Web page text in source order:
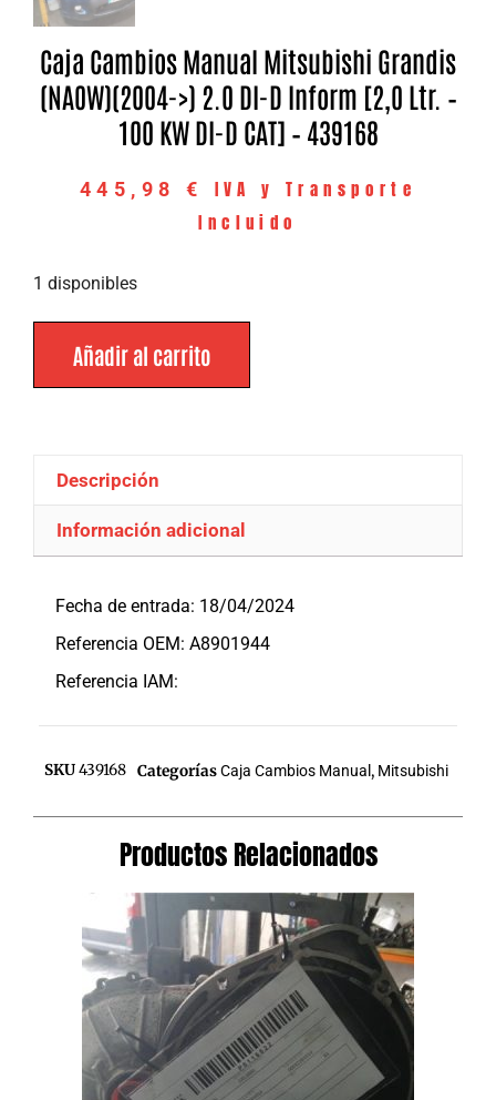
Caja Cambios Manual Mitsubishi Grandis
(NA0W)(2004->) 2.0 DI-D Inform [2,0 Ltr. –
100 KW DI-D CAT] – 439168
445,98 €
IVA y Transporte
Incluido
1 disponibles
Añadir al carrito
Descripción
Información adicional
Fecha de entrada: 18/04/2024
Referencia OEM: A8901944
Referencia IAM:
SKU439168 CategoríasCaja Cambios Manual , Mitsubishi
Productos Relacionados